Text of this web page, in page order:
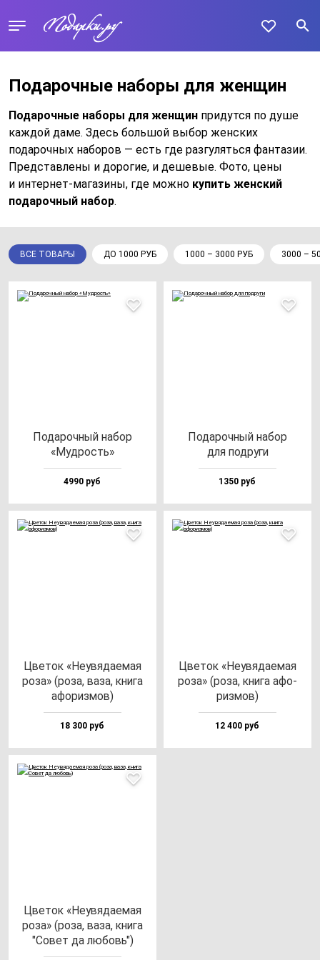
Подарочные наборы для женщин
Подарочные наборы для женщин придутся по душе
каждой даме. Здесь большой выбор женских
подарочных наборов — есть где разгуляться фантазии.
Представлены и дорогие, и дешевые. Фото, цены
и интернет-магазины, где можно купить женский
подарочный набор.
ВСЕ ТОВАРЫ ДО 1000 РУБ 1000 – 3000 РУБ 3000 –
Пода­роч­ный на­бор
«Муд­рость»
4990 руб
Пода­роч­ный на­бор
для под­ру­ги
1350 руб
Цве­ток «Неувя­да­емая
ро­за» (ро­за, ва­за, кни­га
афо­риз­мов)
18 300 руб
Цве­ток «Неувя­да­емая
ро­за» (ро­за, кни­га афо­
риз­мов)
12 400 руб
Цве­ток «Неувя­да­емая
ро­за» (ро­за, ва­за, кни­га
"Совет да лю­бовь")